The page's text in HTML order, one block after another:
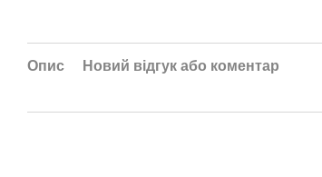
Опис Новий відгук або коментар